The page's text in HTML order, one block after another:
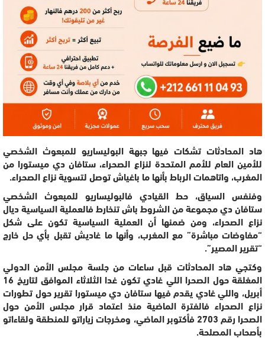
هاد المحادثات تشكات فيها جبهة البوليساريو للمبعوث الشخصي
للأمين العام للأمم المتحدة لنزاع الصحراء، ستافان دي ميستورا من
المغرب، واتاهمات الرباط بأنها ما باغياش توصل لتسوية نزاع الصحراء.
وفنفس السياق، حط القيادي فالبوليساريو للمبعوث الشخصي
ستافان دي مجموعة من الشروط باش تنخارط فالعملية السياسية ديال
نزاع الصحراء، ومن ضمنها أن العملية السياسية تكون على شكل
“مفاوضات مباشرة” مع المغرب، وأنها ما غاديش تقبل بأي حل خارج
“تقرير المصير”.
وكتجي هاد المحادثات قبل ساعات من جلسة مجلس الأمن الدولي
المغلقة حول الصحرا اللي غادي تكون غدا الثلاثاء الموافق لتاريخ 16
أبريل، واللي غادي يقدم فيها ستافان دي ميستورا تقرير حول تطورات
نزاع الصحراء فالفترة الماضية منذ اعتماد قرار مجلس الأمن حول
الصحرا رقم 2703 فأكتوبر الماضي، ومخرجات زياراتو للمنطقة ولقاءاتو
بأصحاب المصلحة.